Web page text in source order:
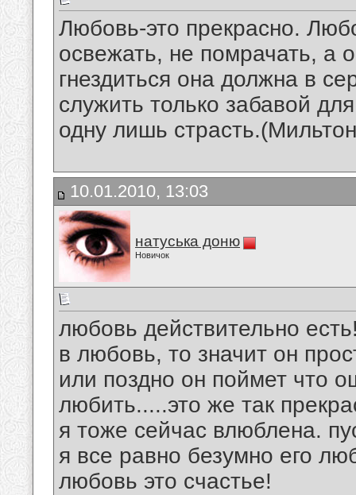
Любовь-это прекрасно.
освежать, не помрачать, а
гнездиться она должна в
служить только забавой
одну лишь
10.01.2010, 13:03
натуська доню
Новичок
любовь действительно
в любовь, то значит он
или поздно он поймет что
любить.....это же так
я тоже сейчас влюблена.
я все равно безумно его
любовь это счастье!